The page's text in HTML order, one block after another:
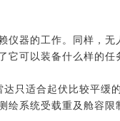
仪器的工作。同样，
它可以装备什么样的任
只适合起伏比较平缓
绘系统受载重及舱容限